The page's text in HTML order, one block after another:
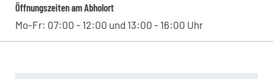
Öffnungszeiten am Abholort
Mo-Fr: 07:00 - 12:00 und 13:00 - 16:00 Uhr